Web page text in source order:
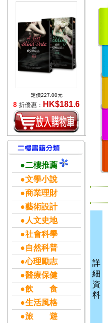
定價227.00元
8 折優惠： HK$181.6
●二樓推薦
●文學小說
●商業理財
●藝術設計
●人文史地
●社會科學
●自然科普
●心理勵志
●醫療保健
●飲 食
●生活風格
●旅 遊
詳
細
資
料